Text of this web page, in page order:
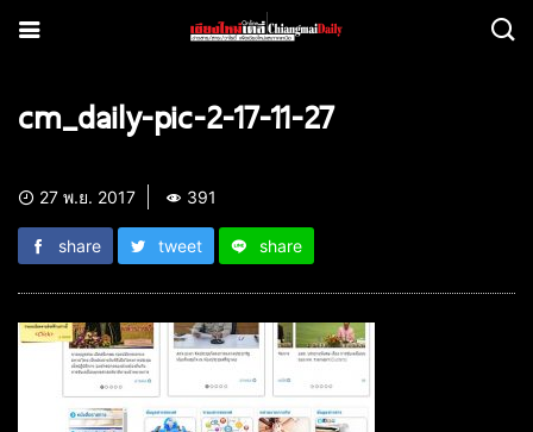
cm_daily-pic-2-17-11-27
27 พ.ย. 2017 391
share tweet share